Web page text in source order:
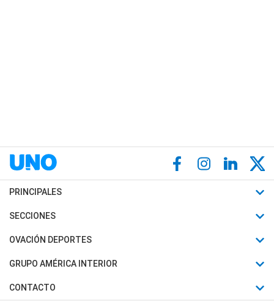
PRINCIPALES
Últimas Noticias
Política
Judiciales
SECCIONES
Horóscopo
Motores
Trucos caseros
OVACIÓN DEPORTES
Fútbol
Mundial
GRUPO AMÉRICA INTERIOR
Canal 7 en Vivo
CONTACTO